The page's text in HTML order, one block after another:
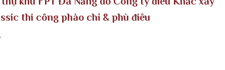
thi công phào chỉ & phù điêu